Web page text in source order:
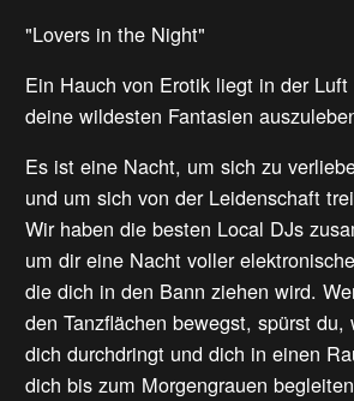
"Lovers in the Night"
Ein Hauch von Erotik liegt in der
deine wildesten Fantasien
Es ist eine Nacht, um sich zu
und um sich von der Leidenschaft
Wir haben die besten Local DJs
um dir eine Nacht voller
die dich in den Bann ziehen wird.
den Tanzflächen bewegst, spürst
dich durchdringt und dich in einen
dich bis zum Morgengrauen